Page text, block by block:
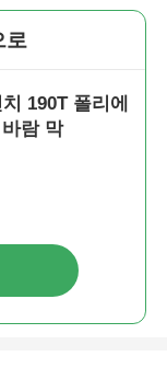
로
190T 폴리에
람 막